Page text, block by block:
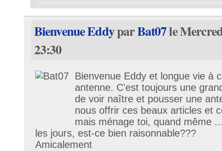
Bienvenue EddyparBat07le
23:30
Bienvenue Eddy et longue vie à
antenne. C'est toujours une
de voir naître et pousser une
nous offrir ces beaux articles et
mais ménage toi, quand même
les jours, est-ce bien raisonnable???
Amicalement